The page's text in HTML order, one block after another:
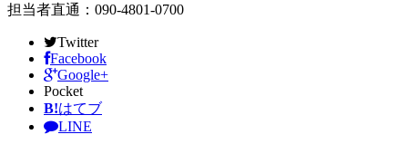
担当者直通：090-4801-0700
Twitter
Facebook
Google+
Pocket
B!はてブ
LINE